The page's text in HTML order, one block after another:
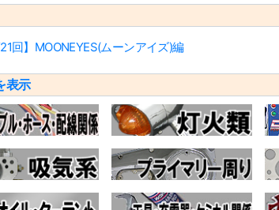
回】MOONEYES(ムーンアイズ)編
表示